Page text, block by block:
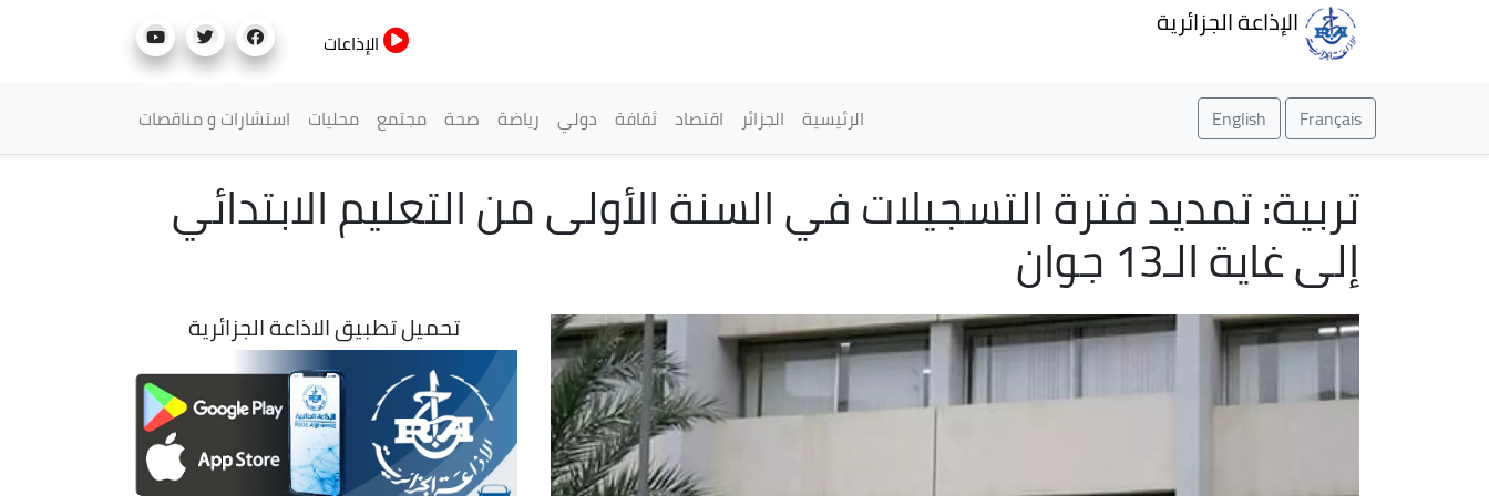
الإذاعة الجزائرية
الإذاعات
Français
English القائمة الرئيسية
الرئيسية الجزائر اقتصاد ثقافة دولي رياضة صحة مجتمع محليات استشارات و مناقصات
تربية: تمديد فترة التسجيلات في السنة الأولى من التعليم الابتدائي
إلى غاية الـ13 جوان
تحميل تطبيق الاذاعة الجزائرية